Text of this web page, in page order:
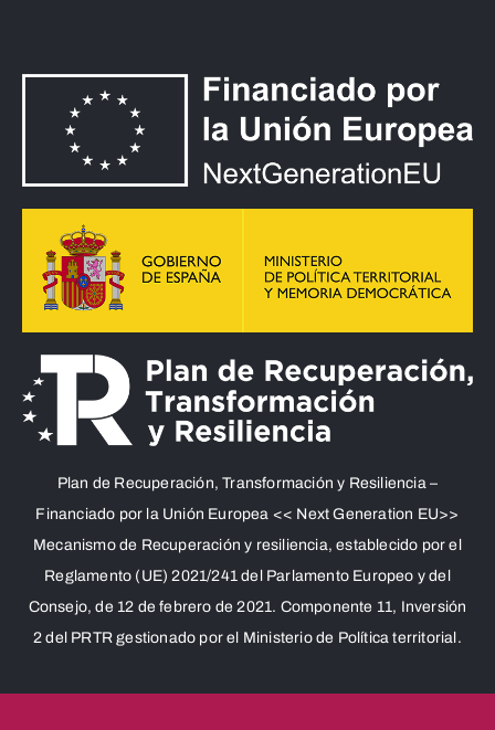
Plan de Recuperación, Transformación y Resiliencia –
Financiado por la Unión Europea << Next Generation EU>>
Mecanismo de Recuperación y resiliencia, establecido por el
Reglamento (UE) 2021/241 del Parlamento Europeo y del
Consejo, de 12 de febrero de 2021. Componente 11, Inversión
2 del PRTR gestionado por el Ministerio de Política territorial.